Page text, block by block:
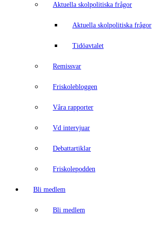
Aktuella skolpolitiska frågor
Aktuella skolpolitiska frågor
Tidöavtalet
Remissvar
Friskolebloggen
Våra rapporter
Vd intervjuar
Debattartiklar
Friskolepodden
Bli medlem
Bli medlem